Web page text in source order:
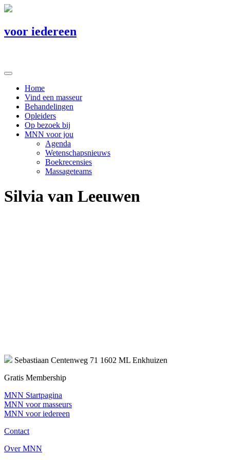
voor iedereen
Home
Vind een masseur
Behandelingen
Opleiders
Op bezoek bij
MNN voor jou
Agenda
Wetenschapsnieuws
Boekrecensies
Massageteams
Silvia van Leeuwen
Sebastiaan Centenweg 71 1602 ML Enkhuizen
Gratis Membership
MNN Startpagina
MNN voor masseurs
MNN voor iedereen
Contact
Over MNN